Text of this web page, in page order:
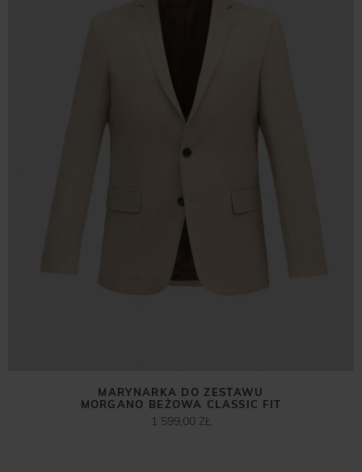
MARYNARKA DO ZESTAWU
MORGANO BEŻOWA CLASSIC FIT
1 599,00 ZŁ